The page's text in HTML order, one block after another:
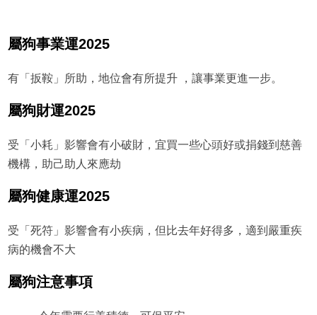
屬狗事業運2025
有「扳鞍」所助，地位會有所提升 ，讓事業更進一步。
屬狗財運2025
受「小耗」影響會有小破財，宜買一些心頭好或捐錢到慈善
機構，助己助人來應劫
屬狗健康運2025
受「死符」影響會有小疾病，但比去年好得多，適到嚴重疾
病的機會不大
屬狗注意事項